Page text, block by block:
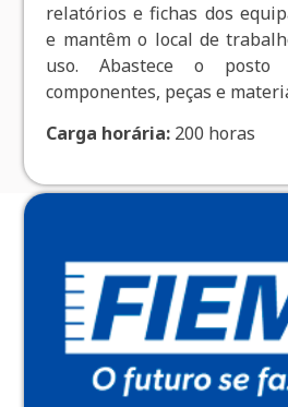
relatórios e fichas dos
e mantêm o local de
uso. Abastece o
componentes, peças e
Carga horária: 200 horas